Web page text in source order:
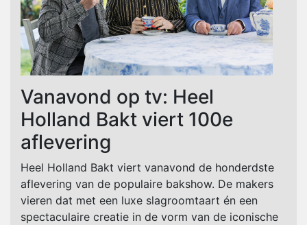
Vanavond op tv: Heel
Holland Bakt viert 100e
aflevering
Heel Holland Bakt viert vanavond de honderdste
aflevering van de populaire bakshow. De makers
vieren dat met een luxe slagroomtaart én een
spectaculaire creatie in de vorm van de iconische